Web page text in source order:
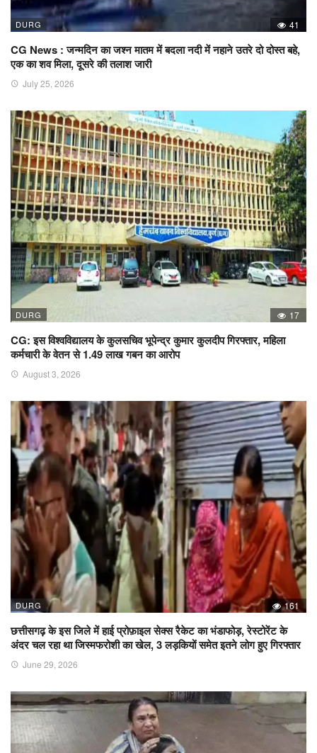
DURG 41
CG News : जन्मदिन का जश्न मातम में बदला नदी में नहाने उतरे दो दोस्त बहे,
एक का शव मिला, दूसरे की तलाश जारी
July 25, 2026
DURG 17
CG: इस विश्वविद्यालय के कुलसचिव भूपेन्द्र कुमार कुलदीप गिरफ्तार, महिला
कर्मचारी के वेतन से 1.49 लाख गबन का आरोप
August 3, 2026
DURG 161
छत्तीसगढ़ के इस जिले में हाई प्रोफ़ाइल सेक्स रैकेट का भंडाफोड़, रेस्टोरेंट के
अंदर चल रहा था जिस्मफरोशी का खेल, 3 लड़कियों समेत इतने लोग हुए गिरफ्तार
June 29, 2026